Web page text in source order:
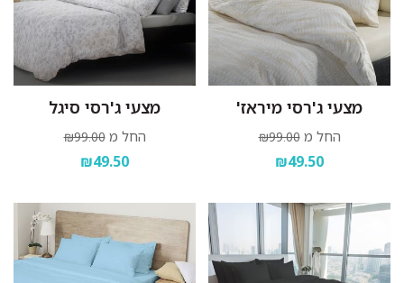
מצעי ג'רסי מיראז'
החל מ ₪99.00
₪49.50
מצעי ג'רסי סיגל
החל מ ₪99.00
₪49.50